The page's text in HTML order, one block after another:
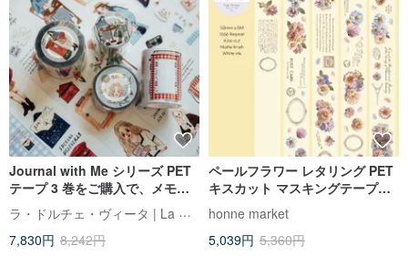
Journal with Me シリーズ PET
テープ 3 巻をご購入で、メモシ
ールロールがもらえる特別販売
ページです。
ラ・ドルチェ・ヴィータ | La Dolce Vita
7,830円 8,242円
ペールフラワー レタリング PET
キスカット マスキングテープ
5M (anns note) ヴィンテージ
honne market
5,039円 5,360円